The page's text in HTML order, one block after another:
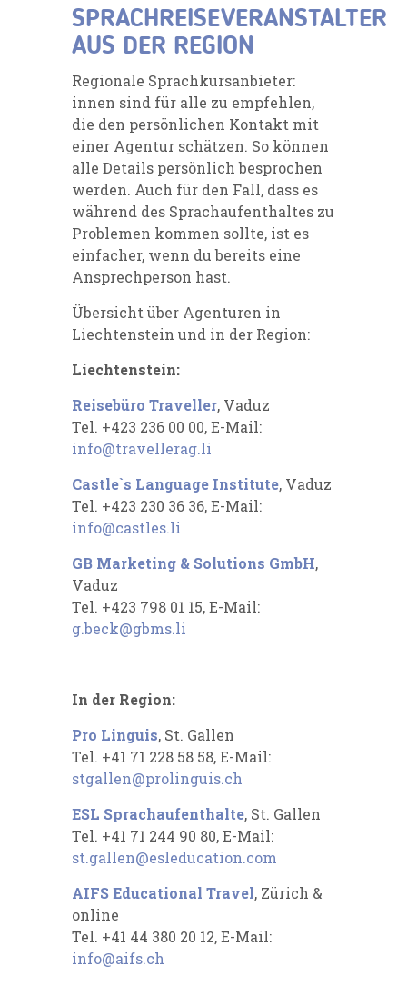
SPRACHREISEVERANSTALTER
AUS DER REGION
Regionale Sprachkursanbieter:
innen sind für alle zu empfehlen,
die den persönlichen Kontakt mit
einer Agentur schätzen. So können
alle Details persönlich besprochen
werden. Auch für den Fall, dass es
während des Sprachaufenthaltes zu
Problemen kommen sollte, ist es
einfacher, wenn du bereits eine
Ansprechperson hast.
Übersicht über Agenturen in
Liechtenstein und in der Region:
Liechtenstein:
Reisebüro Traveller, Vaduz
Tel. +423 236 00 00, E-Mail:
info@travellerag.li
Castle`s Language Institute, Vaduz
Tel. +423 230 36 36, E-Mail:
info@castles.li
GB Marketing & Solutions GmbH,
Vaduz
Tel. +423 798 01 15, E-Mail:
g.beck@gbms.li
In der Region:
Pro Linguis, St. Gallen
Tel. +41 71 228 58 58, E-Mail:
stgallen@prolinguis.ch
ESL Sprachaufenthalte, St. Gallen
Tel. +41 71 244 90 80, E-Mail:
st.gallen@esleducation.com
AIFS Educational Travel, Zürich &
online
Tel. +41 44 380 20 12, E-Mail:
info@aifs.ch